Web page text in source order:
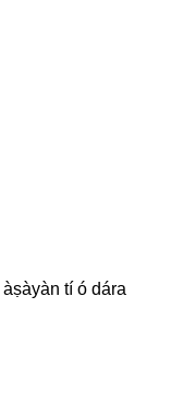
tí ó dára